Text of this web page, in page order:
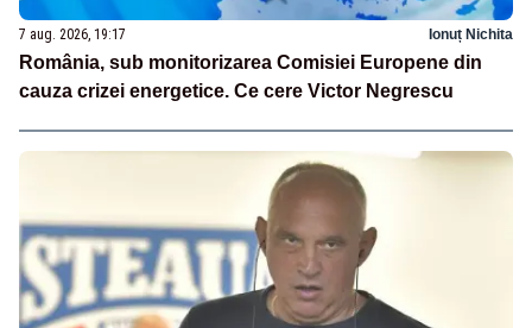
7 aug. 2026, 19:17 Ionuț Nichita
România, sub monitorizarea Comisiei Europene din
cauza crizei energetice. Ce cere Victor Negrescu